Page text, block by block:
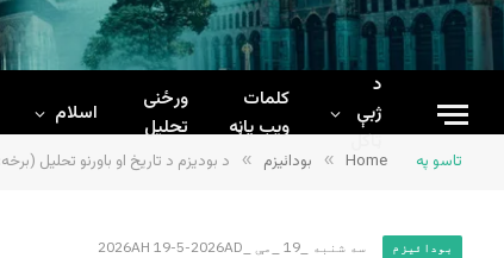
د
ژبې
ټاکل
کلمات
ويب پاڼه
ورځنی
تحلیل
اسلام
تاسو په Home
» بودائیزم » د بودیزم د تاریخ او باورنو تحلیل (برخه: ۱۳)
بودائیزم سه شنبه _19 _مې _2026AH 19-5-2026AD